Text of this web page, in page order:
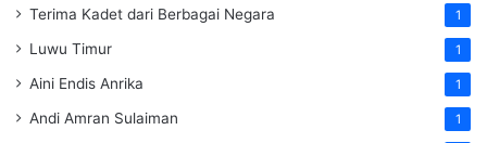
Terima Kadet dari Berbagai Negara 1
Luwu Timur 1
Aini Endis Anrika 1
Andi Amran Sulaiman 1